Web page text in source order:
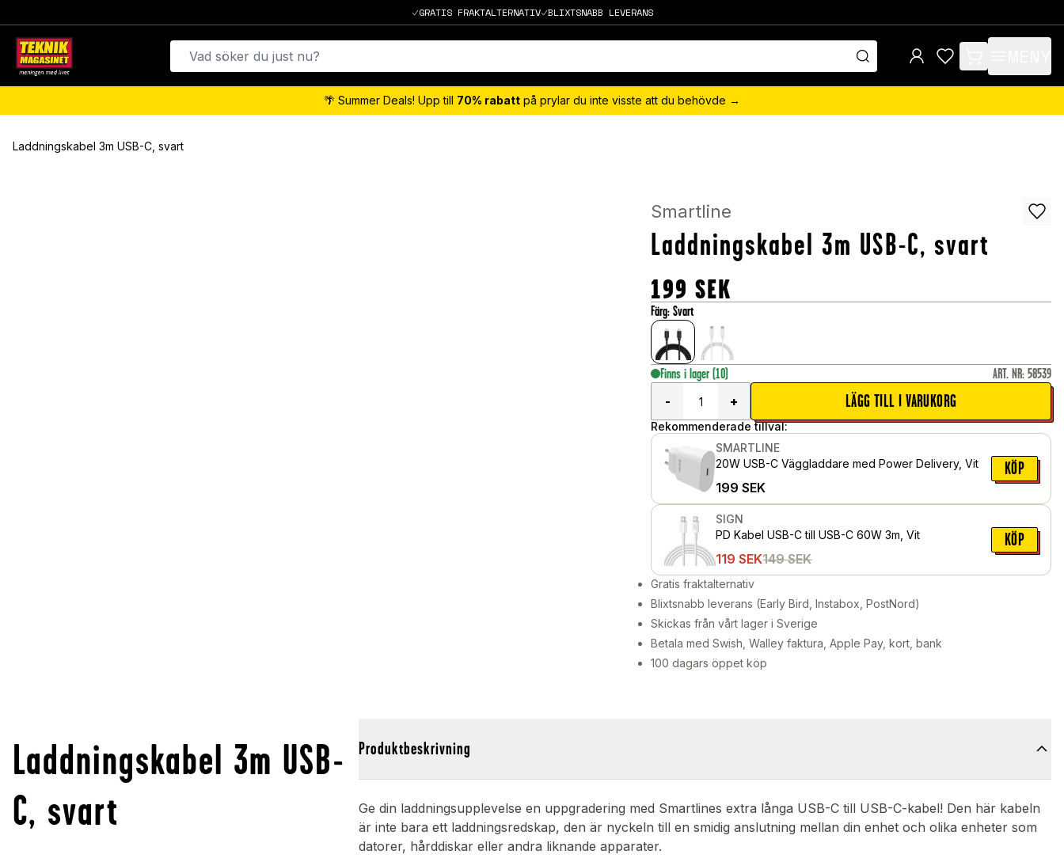
GRATIS FRAKTALTERNATIV BLIXTSNABB LEVERANS
items in cart, view
🌴 Summer Deals! Upp till 70% rabatt på prylar du inte visste att du behövde →
Laddningskabel 3m USB-C, svart
Smartline
Laddningskabel 3m USB-C, svart
199 SEK
Färg:Svart
Finns i lager (10) ART. NR: 58539
-
+ LÄGG TILL I VARUKORG
Rekommenderade tillval:
SMARTLINE
20W USB-C Väggladdare med Power Delivery, Vit
199 SEK
KÖP
SIGN
PD Kabel USB-C till USB-C 60W 3m, Vit
119 SEK149 SEK
KÖP
Gratis fraktalternativ
Blixtsnabb leverans (Early Bird, Instabox, PostNord)
Skickas från vårt lager i Sverige
Betala med Swish, Walley faktura, Apple Pay, kort, bank
100 dagars öppet köp
Laddningskabel 3m USB-
C, svart
Produktbeskrivning
Ge din laddningsupplevelse en uppgradering med Smartlines extra långa USB-C till USB-C-kabel! Den här kabeln
är inte bara ett laddningsredskap, den är nyckeln till en smidig anslutning mellan din enhet och olika enheter som
datorer, hårddiskar eller andra liknande apparater.